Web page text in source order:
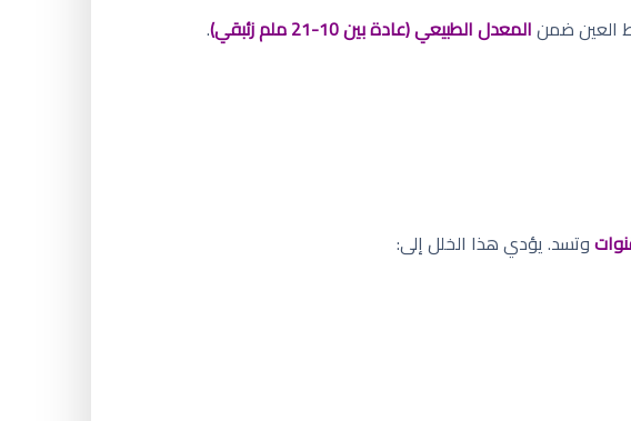
العين ضمنالمعدل الطبيعي (عادة بين 10-21 ملم زئبقي) .
وتسد. يؤدي هذا الخلل إلى: